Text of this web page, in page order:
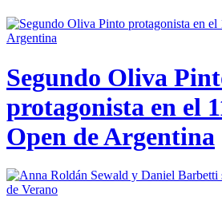
Segundo Oliva
protagonista en el
Open de Argentina